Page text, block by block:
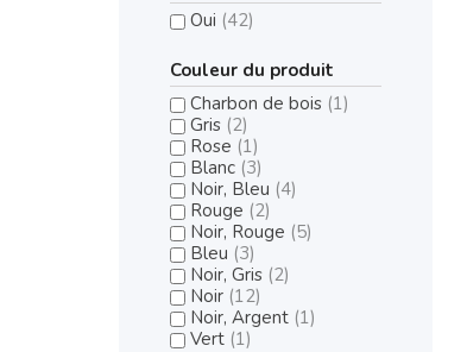
Oui (42)
Couleur du produit
Charbon de bois (1)
Gris (2)
Rose (1)
Blanc (3)
Noir, Bleu (4)
Rouge (2)
Noir, Rouge (5)
Bleu (3)
Noir, Gris (2)
Noir (12)
Noir, Argent (1)
Vert (1)